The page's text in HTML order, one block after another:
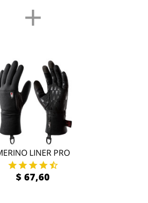
+
LINER PRO
$ 67,60